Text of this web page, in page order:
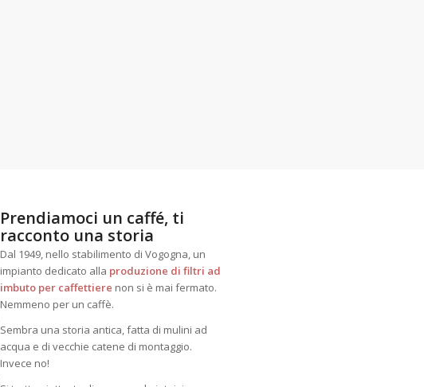
Prendiamoci un caffé, ti
racconto una storia
Dal 1949, nello stabilimento di Vogogna, un
impianto dedicato alla produzione di filtri ad
imbuto per caffettiere non si è mai fermato.
Nemmeno per un caffè.
Sembra una storia antica, fatta di mulini ad
acqua e di vecchie catene di montaggio.
Invece no!